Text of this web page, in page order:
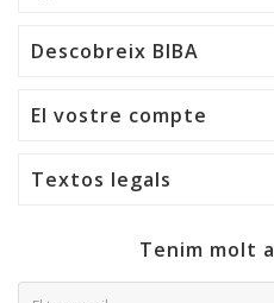
Descobreix BIBA
El vostre compte
Textos legals
Tenim molt